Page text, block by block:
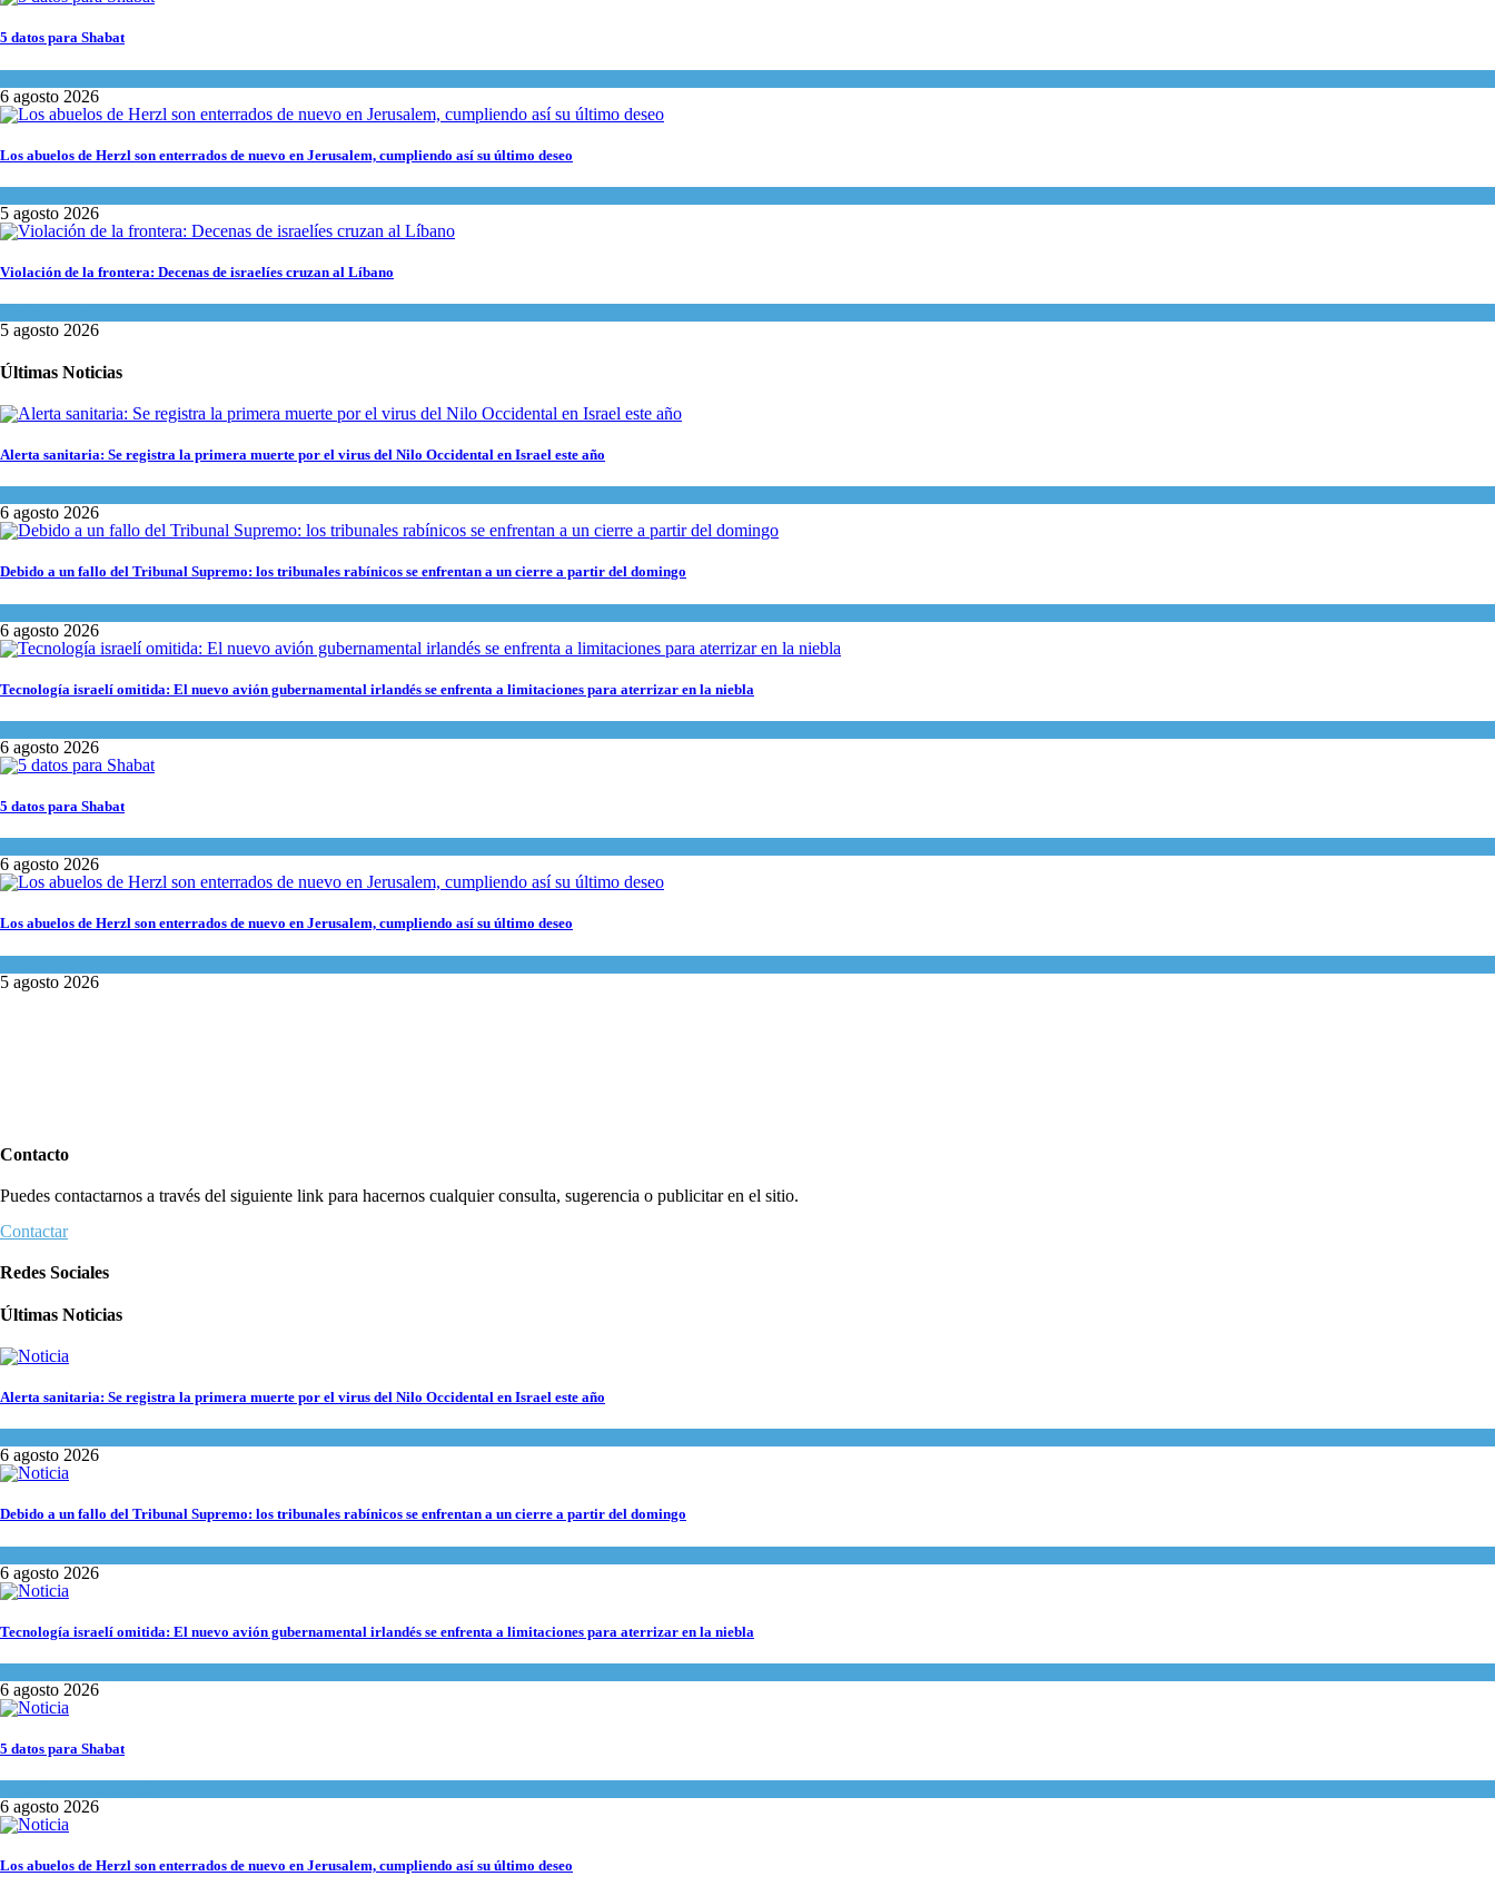
5 datos para Shabat
6 agosto 2026
Los abuelos de Herzl son enterrados de nuevo en Jerusalem, cumpliendo así su último deseo
5 agosto 2026
Violación de la frontera: Decenas de israelíes cruzan al Líbano
5 agosto 2026
Últimas Noticias
Alerta sanitaria: Se registra la primera muerte por el virus del Nilo Occidental en Israel este año
6 agosto 2026
Debido a un fallo del Tribunal Supremo: los tribunales rabínicos se enfrentan a un cierre a partir del domingo
6 agosto 2026
Tecnología israelí omitida: El nuevo avión gubernamental irlandés se enfrenta a limitaciones para aterrizar en la niebla
6 agosto 2026
5 datos para Shabat
6 agosto 2026
Los abuelos de Herzl son enterrados de nuevo en Jerusalem, cumpliendo así su último deseo
5 agosto 2026
Contacto
Puedes contactarnos a través del siguiente link para hacernos cualquier consulta, sugerencia o publicitar en el sitio.
Contactar
Redes Sociales
Últimas Noticias
Alerta sanitaria: Se registra la primera muerte por el virus del Nilo Occidental en Israel este año
6 agosto 2026
Debido a un fallo del Tribunal Supremo: los tribunales rabínicos se enfrentan a un cierre a partir del domingo
6 agosto 2026
Tecnología israelí omitida: El nuevo avión gubernamental irlandés se enfrenta a limitaciones para aterrizar en la niebla
6 agosto 2026
5 datos para Shabat
6 agosto 2026
Los abuelos de Herzl son enterrados de nuevo en Jerusalem, cumpliendo así su último deseo